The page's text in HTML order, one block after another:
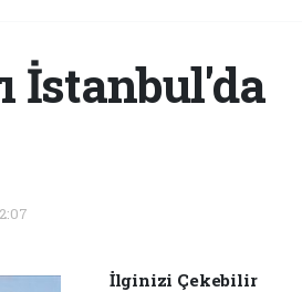
İstanbul'da
İlginizi Çekebilir